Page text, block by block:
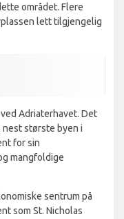
området. Flere
lett tilgjengelig
Adriaterhavet. Det
nest største byen i
for sin
mangfoldige
sentrum på
som St. Nicholas